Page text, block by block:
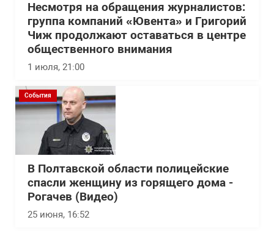
Несмотря на обращения журналистов:
группа компаний «Ювента» и Григорий
Чиж продолжают оставаться в центре
общественного внимания
1 июля, 21:00
События
В Полтавской области полицейские
спасли женщину из горящего дома -
Рогачев (Видео)
25 июня, 16:52